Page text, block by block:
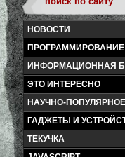
НОВОСТИ
ПРОГРАММИРОВАНИЕ
ИНФОРМАЦИОННАЯ
ЭТО ИНТЕРЕСНО
НАУЧНО-ПОПУЛЯРНОЕ
ГАДЖЕТЫ И
ТЕКУЧКА